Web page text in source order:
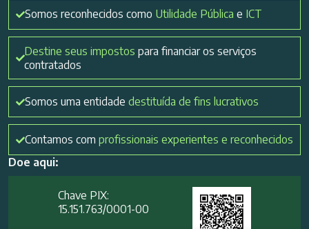
Somos reconhecidos como Utilidade Pública e ICT
Destine seus impostos para financiar os serviços
contratados
Somos uma entidade destituída de fins lucrativos
Contamos com profissionais experientes e reconhecidos
Doe aqui:
Chave PIX:
15.151.763/0001-00​